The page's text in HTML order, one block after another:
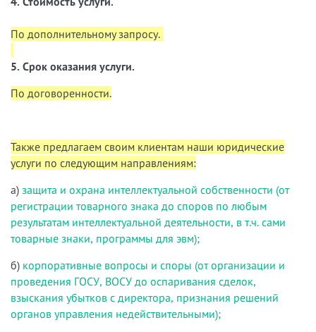
По дополнительному запросу.
5. Срок оказания услуги.
По договоренности.
Также предлагаем своим клиентам наши юридические
услуги по следующим направлениям:
а) защита и охрана интеллектуальной собственности (от
регистрации товарного знака до споров по любым
результатам интеллектуальной деятельности, в т.ч. сами
товарные знаки, программы для эвм);
б) корпоративные вопросы и споры (от организации и
проведения ГОСУ, ВОСУ до оспаривания сделок,
взыскания убытков с директора, признания решений
органов управления недействительными);